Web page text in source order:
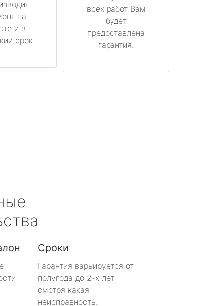
на
и в
срок.
всех работ Вам
будет
предоставлена
гарантия.
Сроки
Гарантия варьируется от
полугода до 2-х лет
смотря какая
неисправность.